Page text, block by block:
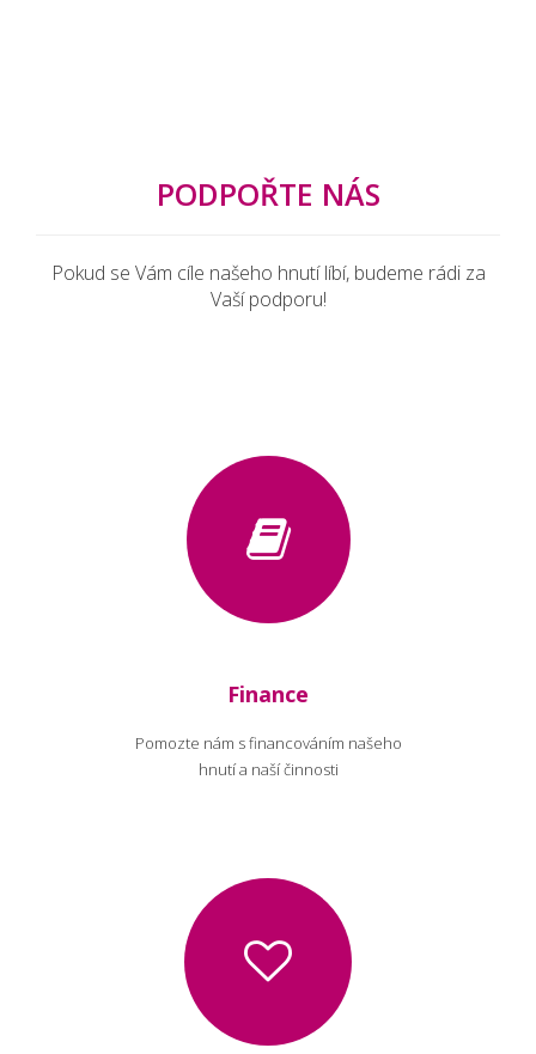
PODPOŘTE NÁS
Pokud se Vám cíle našeho hnutí líbí, budeme rádi za
Vaší podporu!
Finance
Pomozte nám s financováním našeho
hnutí a naší činnosti